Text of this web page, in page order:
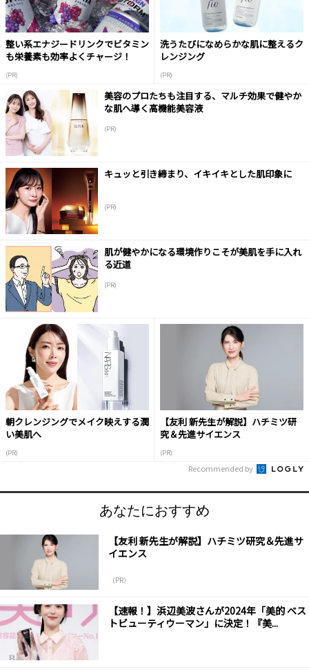
整い系エナジードリンクでビタミン
も栄養素も効率よくチャージ！
(PR)
洗うたびになめらかな肌に整えるク
レンジング
(PR)
美容のプロたちも注目する、マルチ効果で健やか
な肌へ導く高機能美容液
(PR)
キュッと引き締まり、イキイキとした肌印象に
(PR)
肌が健やかになる環境作りこそが美肌を手に入れ
る近道
(PR)
朝クレンジングでメイク映えする潤
い美肌へ
(PR)
【友利 新先生が解説】ハチミツ研
究＆先進サイエンス
(PR)
Recommended by
あなたにおすすめ
【友利 新先生が解説】ハチミツ研究＆先進サ
イエンス
（PR）
【速報！】浜辺美波さんが2024年「美的 ベス
トビューティウーマン」に決定！『美...